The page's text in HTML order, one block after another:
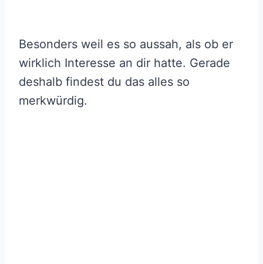
Besonders weil es so aussah, als ob er
wirklich Interesse an dir hatte. Gerade
deshalb findest du das alles so
merkwürdig.